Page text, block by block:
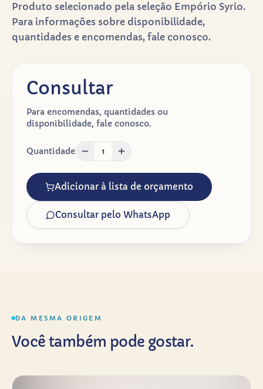
Produto selecionado pela seleção Empório Syrio.
Para informações sobre disponibilidade,
quantidades e encomendas, fale conosco.
Consultar
Para encomendas, quantidades ou
disponibilidade, fale conosco.
Quantidade 1
Adicionar à lista de orçamento
Consultar pelo WhatsApp
DA MESMA ORIGEM
Você também pode gostar.